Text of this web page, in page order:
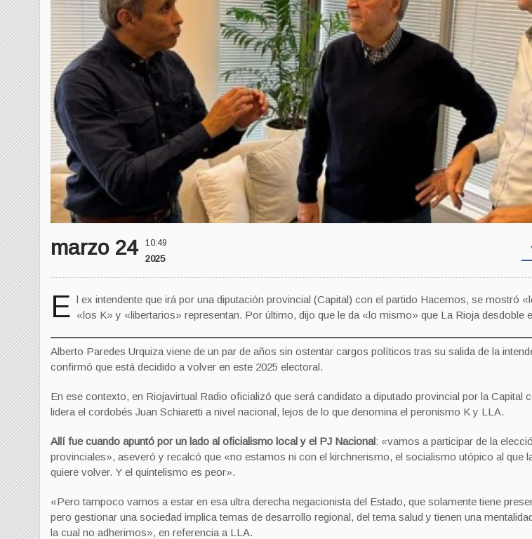
marzo 24 10:49
2025
E l ex intendente que irá por una diputación provincial (Capital) con el partido Hacemos, se mostró
«los K» y «libertarios» representan. Por último, dijo que le da «lo mismo» que La Rioja desdoble
Alberto Paredes Urquiza viene de un par de años sin ostentar cargos políticos tras su salida de la
confirmó que está decidido a volver en este 2025 electoral.
En ese contexto, en Riojavirtual Radio oficializó que será candidato a diputado provincial por la Capital
lidera el cordobés Juan Schiaretti a nivel nacional, lejos de lo que denomina el peronismo K y LLA.
Allí fue cuando apuntó por un lado al oficialismo local y el PJ Nacional: «vamos a participar de la
provinciales», aseveró y recalcó que «no estamos ni con el kirchnerismo, el socialismo utópico al que
quiere volver. Y el quintelismo es peor».
«Pero tampoco vamos a estar en esa ultra derecha negacionista del Estado, que solamente tiene
pero gestionar una sociedad implica temas de desarrollo regional, del tema salud y tienen una
la cual no adherimos», en referencia a LLA.